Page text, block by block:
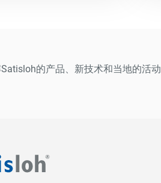
的产品、新技术和当地的活动